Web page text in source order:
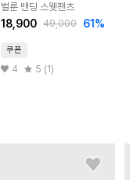
벌룬 밴딩 스웻팬츠
18,900 49,000 61%
쿠폰
4 5 (1)